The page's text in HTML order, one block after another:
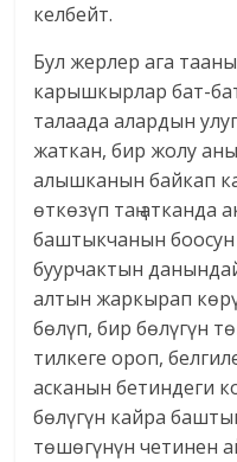
келбейт.
Бул жерлер ага
карышкырлар бат-
талаада алардын
жаткан, бир жолу
алышканын байкап
өткөзүп таң атканда
баштыкчанын боосун
буурчактын
алтын жаркырап
бөлүп, бир бөлүгүн
тилкеге ороп,
асканын бетиндеги
бөлүгүн кайра
төшөгүнүн четинен